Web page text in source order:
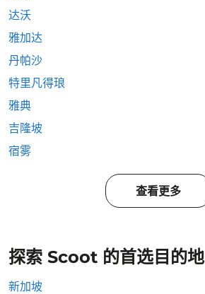
达沃
雅加达
丹帕沙
特里凡得琅
雅典
吉隆坡
宿雾
查看更多
探索 Scoot 的首选目的地
新加坡